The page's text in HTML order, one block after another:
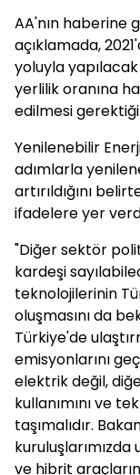
AA'nın haberine
açıklamada,
yoluyla
yerlilik oranına
edilmesi
Yenilenebilir
adımlarla
artırıldığını
ifadelere yer
"Diğer sektör
kardeşi
teknolojilerinin
oluşmasını da
Türkiye'de
emisyonlarını
elektrik değil,
kullanımını ve
taşımalıdır.
ve hibrit